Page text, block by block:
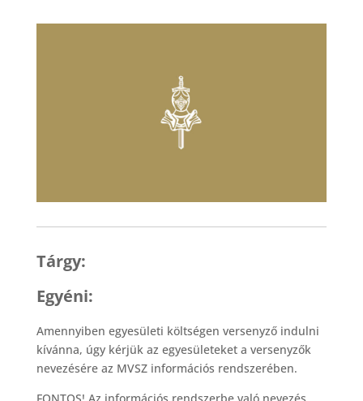
Tárgy:
Egyéni:
Amennyiben egyesületi költségen versenyző indulni
kívánna, úgy kérjük az egyesületeket a versenyzők
nevezésére az MVSZ információs rendszerében.